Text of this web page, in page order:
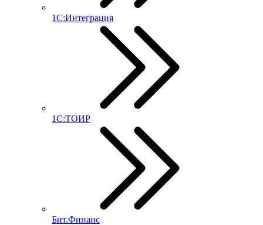
1С:Интеграция
1С:ТОИР
Бит.Финанс